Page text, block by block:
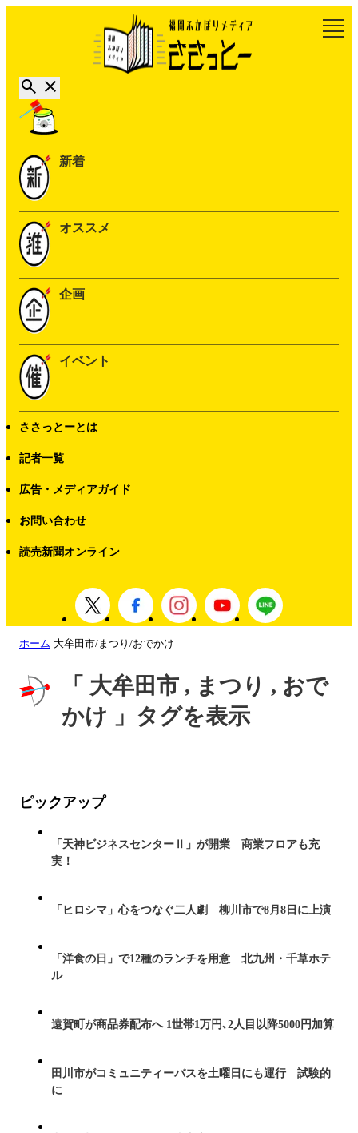
新着
オススメ
企画
イベント
ささっとーとは
記者一覧
広告・メディアガイド
お問い合わせ
読売新聞オンライン
ホーム 大牟田市/まつり/おでかけ
「 大牟田市 , まつり , おで
かけ 」タグを表示
ピックアップ
「天神ビジネスセンターⅡ」が開業 商業フロアも充
実！
「ヒロシマ」心をつなぐ二人劇 柳川市で8月8日に上演
「洋食の日」で12種のランチを用意 北九州・千草ホテ
ル
遠賀町が商品券配布へ 1世帯1万円､2人目以降5000円加算
田川市がコミュニティーバスを土曜日にも運行 試験的
に